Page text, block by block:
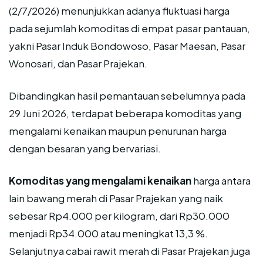
(2/7/2026) menunjukkan adanya fluktuasi harga
pada sejumlah komoditas di empat pasar pantauan,
yakni Pasar Induk Bondowoso, Pasar Maesan, Pasar
Wonosari, dan Pasar Prajekan.
Dibandingkan hasil pemantauan sebelumnya pada
29 Juni 2026, terdapat beberapa komoditas yang
mengalami kenaikan maupun penurunan harga
dengan besaran yang bervariasi.
Komoditas yang mengalami kenaikanharga antara
lain bawang merah di Pasar Prajekan yang naik
sebesar Rp4.000 per kilogram, dari Rp30.000
menjadi Rp34.000 atau meningkat 13,3 %.
Selanjutnya cabai rawit merah di Pasar Prajekan juga